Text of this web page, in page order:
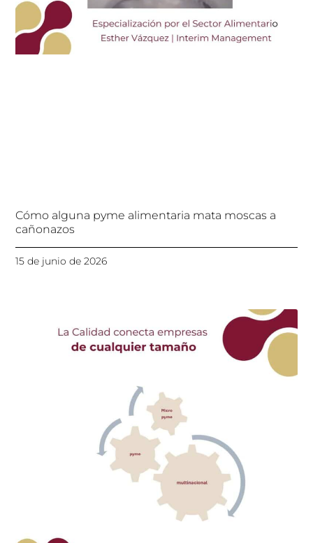
Cómo alguna pyme alimentaria mata moscas a
cañonazos
15 de junio de 2026